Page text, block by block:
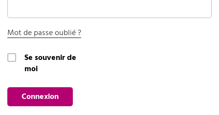
Mot de passe oublié ?
Se souvenir de
moi
Connexion